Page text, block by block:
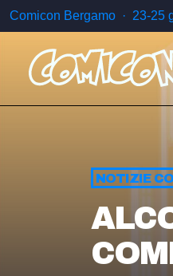
Comicon Bergamo · 23-25
NOTIZIE